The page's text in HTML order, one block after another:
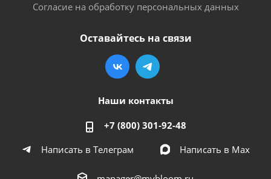
Согласие на обработку персональных данных
Оставайтесь на связи
Наши контакты
+7 (800) 301-92-48
Написать в Телеграм
Написать в Мах